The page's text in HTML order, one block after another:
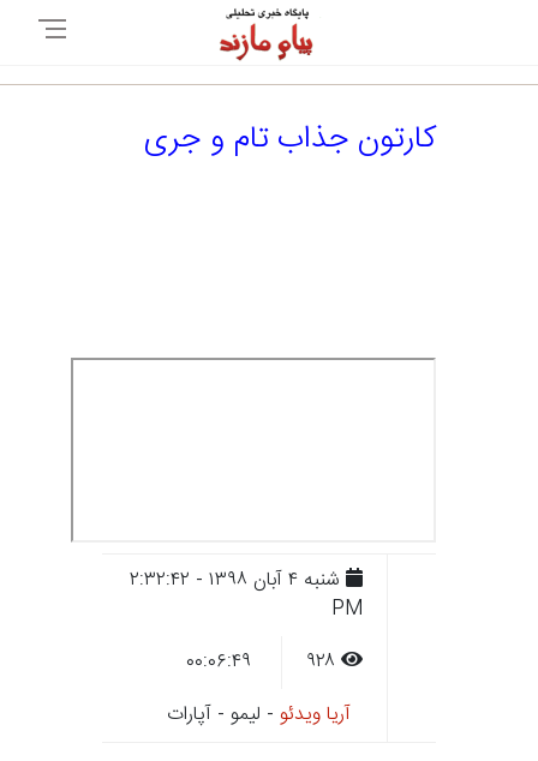
کارتون جذاب تام و جری
شنبه ۴ آبان ۱۳۹۸ - ۲:۳۲:۴۲
PM
آریا ویدئو - لیمو - آپارات